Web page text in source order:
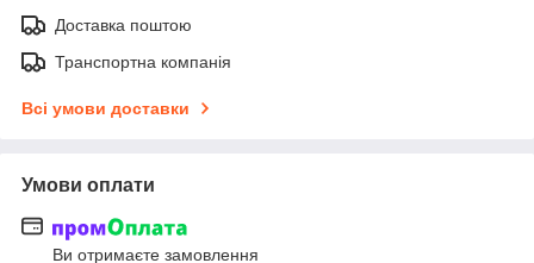
Доставка поштою
Транспортна компанія
Всі умови доставки
Умови оплати
Ви отримаєте замовлення